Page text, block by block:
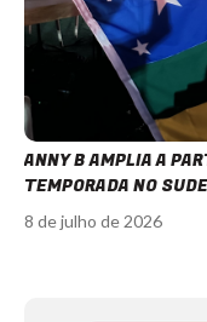
ANNY B AMPLIA A
TEMPORADA NO
8 de julho de 2026